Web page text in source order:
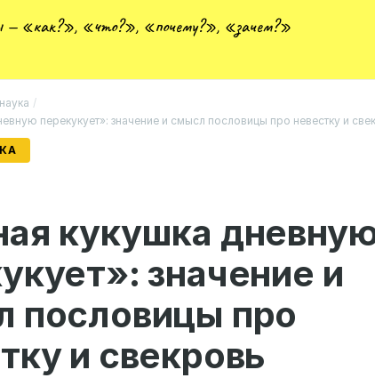
— «как?», «что?», «почему?», «зачем?»
/
перекукует»: значение и смысл пословицы про невестку и
кукушка
значение и
пословицы про
и свекровь